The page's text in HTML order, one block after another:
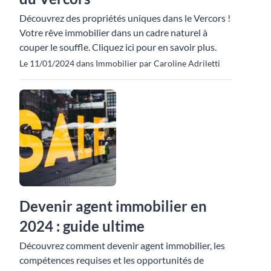
Découvrez des propriétés uniques dans le Vercors !
Votre rêve immobilier dans un cadre naturel à
couper le souffle. Cliquez ici pour en savoir plus.
Le 11/01/2024 dans Immobilier par Caroline Adriletti
Devenir agent immobilier en
2024 : guide ultime
Découvrez comment devenir agent immobilier, les
compétences requises et les opportunités de